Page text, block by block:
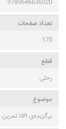
9789646636020
تعداد صفحات
170
قطع
رحلی
موضوع
برگزیده‌ی ۱۵۹ تمرین مهم و شناخته شده‌ی پیانو